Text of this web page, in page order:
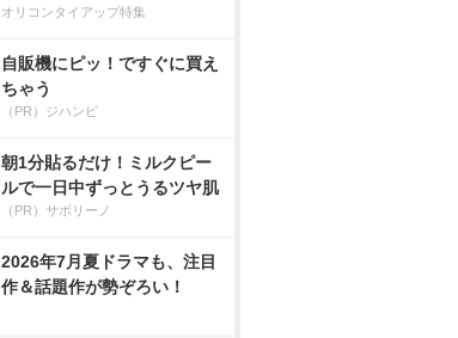
オリコンタイアップ特集
自販機にピッ！ですぐに買え
ちゃう
（PR）ジハンピ
朝1分貼るだけ！ミルクピー
ルで一日中ずっとうるツヤ肌
（PR）サボリーノ
2026年7月夏ドラマも、注目
作＆話題作が勢ぞろい！